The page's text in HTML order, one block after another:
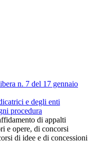
n. 7 del 17 gennaio
e degli enti
procedura
di appalti
e opere, di concorsi
di idee e di concessioni